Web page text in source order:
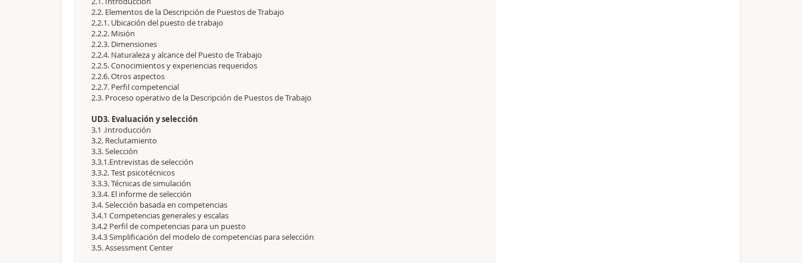
2.2. Elementos de la Descripción de Puestos de Trabajo
2.2.1. Ubicación del puesto de trabajo
2.2.2. Misión
2.2.3. Dimensiones
2.2.4. Naturaleza y alcance del Puesto de Trabajo
2.2.5. Conocimientos y experiencias requeridos
2.2.6. Otros aspectos
2.2.7. Perfil competencial
2.3. Proceso operativo de la Descripción de Puestos de Trabajo
UD3. Evaluación y selección
3.1 .Introducción
3.2. Reclutamiento
3.3. Selección
3.3.1.Entrevistas de selección
3.3.2. Test psicotécnicos
3.3.3. Técnicas de simulación
3.3.4. El informe de selección
3.4. Selección basada en competencias
3.4.1 Competencias generales y escalas
3.4.2 Perfil de competencias para un puesto
3.4.3 Simplificación del modelo de competencias para selección
3.5. Assessment Center